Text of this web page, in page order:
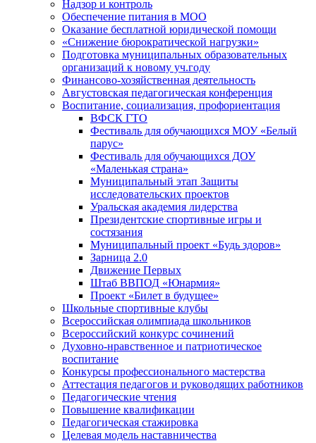
Надзор и контроль
Обеспечение питания в МОО
Оказание бесплатной юридической помощи
«Снижение бюрократической нагрузки»
Подготовка муниципальных образовательных
организаций к новому уч.году
Финансово-хозяйственная деятельность
Августовская педагогическая конференция
Воспитание, социализация, профориентация
ВФСК ГТО
Фестиваль для обучающихся МОУ «Белый
парус»
Фестиваль для обучающихся ДОУ
«Маленькая страна»
Муниципальный этап Защиты
исследовательских проектов
Уральская академия лидерства
Президентские спортивные игры и
состязания
Муниципальный проект «Будь здоров»
Зарница 2.0
Движение Первых
Штаб ВВПОД «Юнармия»
Проект «Билет в будущее»
Школьные спортивные клубы
Всероссийская олимпиада школьников
Всероссийский конкурс сочинений
Духовно-нравственное и патриотическое
воспитание
Конкурсы профессионального мастерства
Аттестация педагогов и руководящих работников
Педагогические чтения
Повышение квалификации
Педагогическая стажировка
Целевая модель наставничества